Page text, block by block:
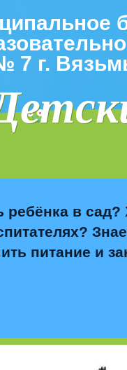
7 г.
ребёнка в сад?
питание и